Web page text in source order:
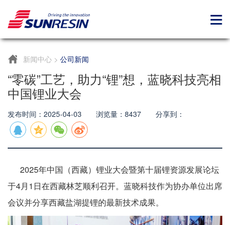
新闻中心 > 公司新闻
“零碳”工艺，助力“锂”想，蓝晓科技亮相
中国锂业大会
发布时间：2025-04-03 浏览量：8437 分享到：
2025年中国（西藏）锂业大会暨第十届锂资源发展论坛
于4月1日在西藏林芝顺利召开。蓝晓科技作为协办单位出席
会议并分享西藏盐湖提锂的最新技术成果。